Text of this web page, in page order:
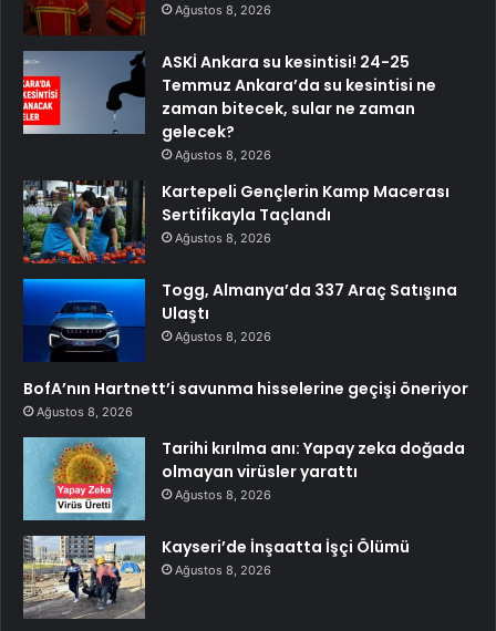
Ağustos 8, 2026
ASKİ Ankara su kesintisi! 24-25
Temmuz Ankara’da su kesintisi ne
zaman bitecek, sular ne zaman
gelecek?
Ağustos 8, 2026
Kartepeli Gençlerin Kamp Macerası
Sertifikayla Taçlandı
Ağustos 8, 2026
Togg, Almanya’da 337 Araç Satışına
Ulaştı
Ağustos 8, 2026
BofA’nın Hartnett’i savunma hisselerine geçişi öneriyor
Ağustos 8, 2026
Tarihi kırılma anı: Yapay zeka doğada
olmayan virüsler yarattı
Ağustos 8, 2026
Kayseri’de İnşaatta İşçi Ölümü
Ağustos 8, 2026